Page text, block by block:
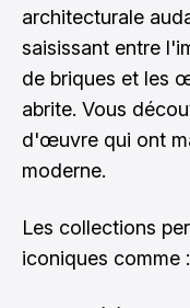
architecturale
saisissant entre
de briques et les
abrite. Vous
d'œuvre qui ont
moderne.
Les collections
iconiques comme :